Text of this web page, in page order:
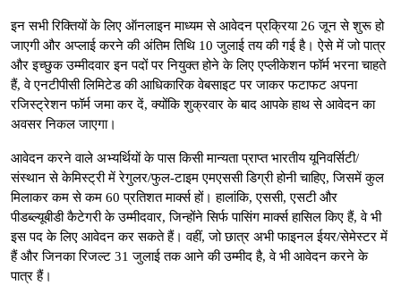
इन सभी रिक्तियों के लिए ऑनलाइन माध्यम से आवेदन प्रक्रिया 26 जून से शुरू हो
जाएगी और अप्लाई करने की अंतिम तिथि 10 जुलाई तय की गई है। ऐसे में जो पात्र
और इच्छुक उम्मीदवार इन पदों पर नियुक्त होने के लिए एप्लीकेशन फॉर्म भरना चाहते
हैं, वे एनटीपीसी लिमिटेड की आधिकारिक वेबसाइट पर जाकर फटाफट अपना
रजिस्ट्रेशन फॉर्म जमा कर दें, क्योंकि शुक्रवार के बाद आपके हाथ से आवेदन का
अवसर निकल जाएगा।
आवेदन करने वाले अभ्यर्थियों के पास किसी मान्यता प्राप्त भारतीय यूनिवर्सिटी/
संस्थान से केमिस्ट्री में रेगुलर/फुल-टाइम एमएससी डिग्री होनी चाहिए, जिसमें कुल
मिलाकर कम से कम 60 प्रतिशत मार्क्स हों। हालांकि, एससी, एसटी और
पीडब्ल्यूबीडी कैटेगरी के उम्मीदवार, जिन्होंने सिर्फ पासिंग मार्क्स हासिल किए हैं, वे भी
इस पद के लिए आवेदन कर सकते हैं। वहीं, जो छात्र अभी फाइनल ईयर/सेमेस्टर में
हैं और जिनका रिजल्ट 31 जुलाई तक आने की उम्मीद है, वे भी आवेदन करने के
पात्र हैं।